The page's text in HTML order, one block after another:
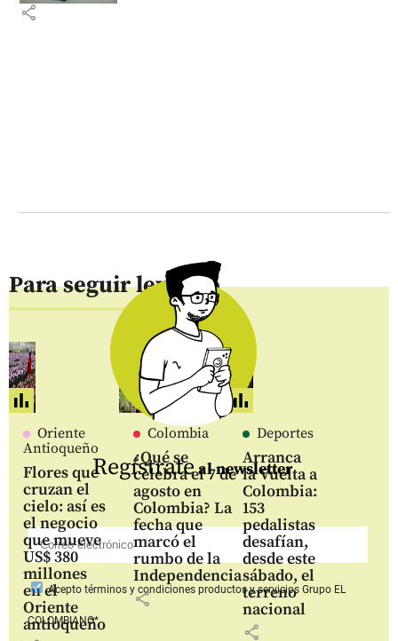
share
Para seguir leyendo
Oriente
Antioqueño
Flores que
cruzan el
cielo: así es
el negocio
que mueve
US$ 380
millones
en el
Oriente
antioqueño
Colombia
¿Qué se
celebra el 7 de
agosto en
Colombia? La
fecha que
marcó el
rumbo de la
Independencia
share
Deportes
Arranca
la Vuelta a
Colombia:
153
pedalistas
desafían,
desde este
sábado, el
terreno
nacional
share
Regístrateal newsletter
Aceptotérminos y condiciones productos y serviciosGrupo EL
COLOMBIANO*